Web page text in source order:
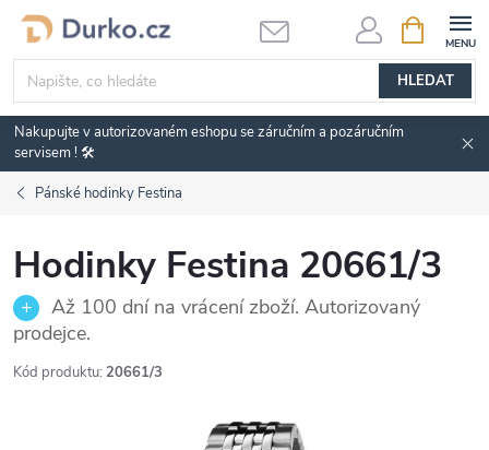
Přejít
obsah
HLEDAT
NÁKUPNÍ
KOŠÍK
Nakupujte v autorizovaném eshopu se záručním a pozáručním
servisem ! 🛠️
Pánské hodinky Festina
Hodinky Festina 20661/3
Až 100 dní na vrácení zboží. Autorizovaný
prodejce.
Kód produktu: 20661/3